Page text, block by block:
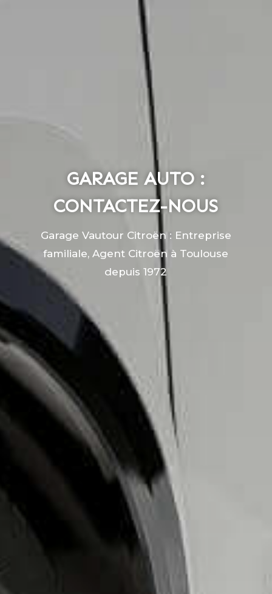
GARAGE AUTO :
CONTACTEZ-NOUS
Garage Vautour Citroën : Entreprise
familiale, Agent Citroën à Toulouse
depuis 1972